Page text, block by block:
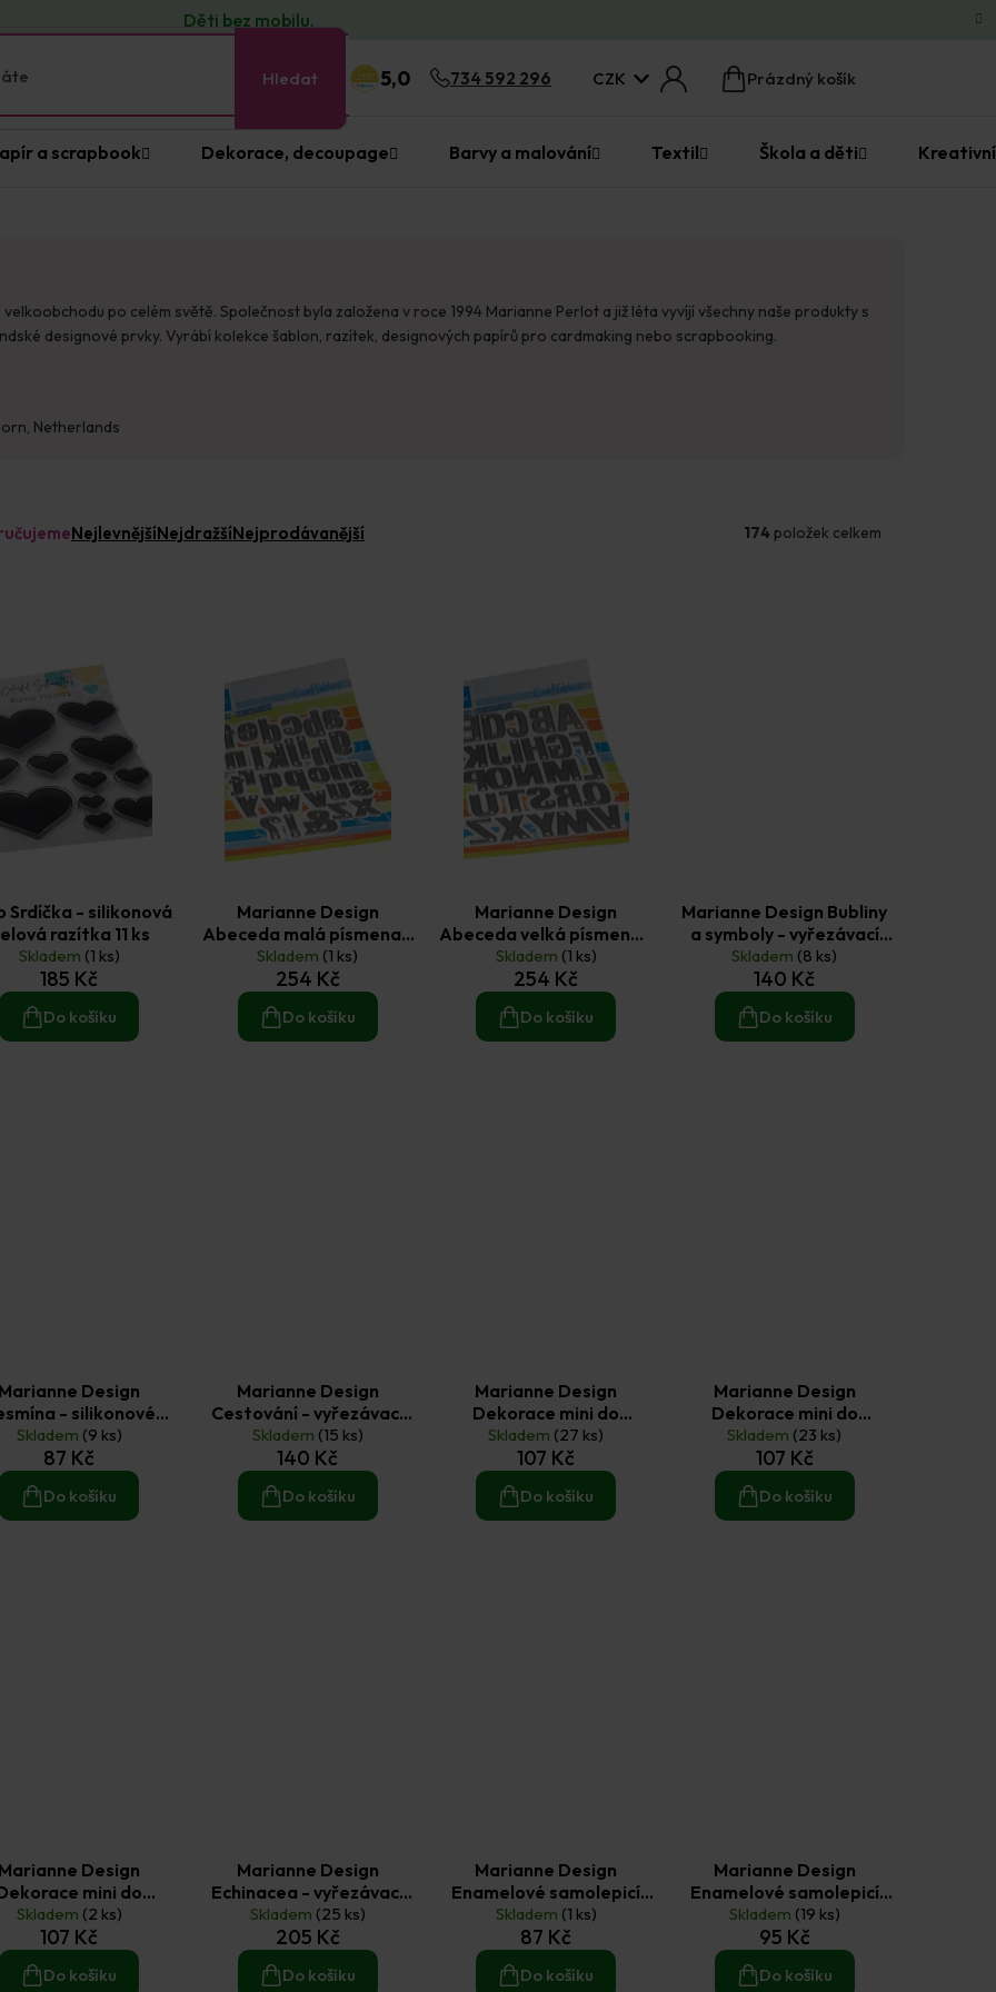
Děti bez mobilu.
Hledat 5,0 CZK
Nákupní
Prázdný košík
734 592 296
a scrapbook Dekorace, decoupage Barvy a malování Textil Škola a děti
po celém světě. Společnost byla založena v roce 1994 Marianne Perlot a již léta vyvíjí všechny naše produkty s
designové prvky. Vyrábí kolekce šablon, razítek, designových papírů pro cardmaking nebo scrapbooking.
Netherlands
NejlevnějšíNejdražšíNejprodávanější 174 položek celkem
Srdíčka - silikonová
razítka 11 ks
Skladem (1 ks)
185 Kč
Do košíku
Marianne Design
Abeceda malá písmena -
vyřezávací kovové
šablony Craftables 29 ks
Skladem (1 ks)
254 Kč
Do košíku
Marianne Design
Abeceda velká písmena -
vyřezávací kovové
šablony Craftables 26 ks
Skladem (1 ks)
254 Kč
Do košíku
Marianne Design Bubliny
a symboly - vyřezávací
kovové šablony 2 ks a
silikonová gelová razítka
Skladem (8 ks)
140 Kč
Do košíku
Design
- silikonové
razítko 1 ks
Skladem (9 ks)
87 Kč
Do košíku
Marianne Design
Cestování - vyřezávací
kovové šablony
Craftables 4 ks
Skladem (15 ks)
140 Kč
Do košíku
Marianne Design
Dekorace mini do
chrastidla - Duha
Skladem (27 ks)
107 Kč
Do košíku
Marianne Design
Dekorace mini do
chrastidla - Limonáda
Skladem (23 ks)
107 Kč
Do košíku
Design
mini do
- Romance
Skladem (2 ks)
107 Kč
Do košíku
Marianne Design
Echinacea - vyřezávací
kovové šablony
Creatables 10 ks
Skladem (25 ks)
205 Kč
Do košíku
Marianne Design
Enamelové samolepicí
tečky 156 ks červené
Skladem (1 ks)
87 Kč
Do košíku
Marianne Design
Enamelové samolepicí
tečky 156 ks oranžové
Skladem (19 ks)
95 Kč
Do košíku